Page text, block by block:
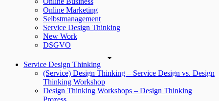
Online Marketing
Selbstmanagement
Service Design Thinking
New Work
DSGVO
Service Design Thinking
(Service) Design Thinking – Service Design vs. Design
Thinking Workshop
Design Thinking Workshops – Design Thinking
Prozess